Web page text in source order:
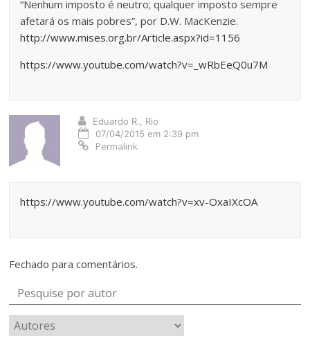
“Nenhum imposto é neutro; qualquer imposto sempre
afetará os mais pobres”, por D.W. MacKenzie.
http://www.mises.org.br/Article.aspx?id=1156
https://www.youtube.com/watch?v=_wRbEeQ0u7M
Eduardo R., Rio
07/04/2015 em 2:39 pm
Permalink
https://www.youtube.com/watch?v=xv-OxaIXcOA
Fechado para comentários.
Pesquise por autor